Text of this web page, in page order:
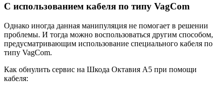
С использованием кабеля по типу VagCom
Однако иногда данная манипуляция не помогает в решении
проблемы. И тогда можно воспользоваться другим способом,
предусматривающим использование специального кабеля по
типу VagCom.
Как обнулить сервис на Шкода Октавия А5 при помощи
кабеля: